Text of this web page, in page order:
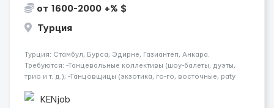
от 1600-2000 +% $
Турция
Турция: Стамбул, Бурса, Эдирне, Газиантеп, Анкара.
Требуются: -Танцевальные коллективы (шоу-балеты, дуэты,
трио и т. д.); -Танцовщицы (экзотика, го-го, восточные, paty
языках); -Гимнастки; -Работницы хостесc в кл...
KENjob